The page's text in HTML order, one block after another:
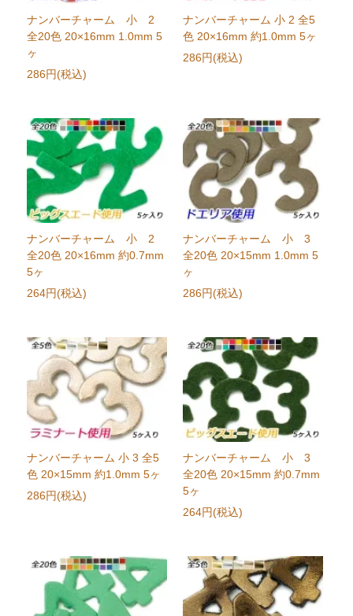
ナンバーチャーム 小 2
全20色 20×16mm 1.0mm 5
ヶ
286円(税込)
ナンバーチャーム 小 2 全5
色 20×16mm 約1.0mm 5ヶ
286円(税込)
ナンバーチャーム 小 2
全20色 20×16mm 約0.7mm
5ヶ
264円(税込)
ナンバーチャーム 小 3
全20色 20×15mm 1.0mm 5
ヶ
286円(税込)
ナンバーチャーム 小 3 全5
色 20×15mm 約1.0mm 5ヶ
286円(税込)
ナンバーチャーム 小 3
全20色 20×15mm 約0.7mm
5ヶ
264円(税込)